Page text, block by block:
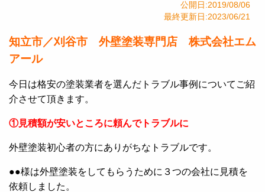
公開日:2019/08/06
最終更新日:2023/06/21
知立市／刈谷市 外壁塗装専門店 株式会社エム
アール
今日は格安の塗装業者を選んだトラブル事例についてご紹
介させて頂きます。
①見積額が安いところに頼んでトラブルに
外壁塗装初心者の方にありがちなトラブルです。
●●様は外壁塗装をしてもらうために３つの会社に見積を
依頼しました。